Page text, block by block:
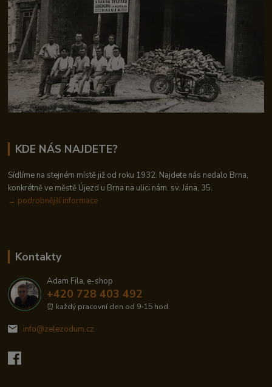
KDE NÁS NAJDETE?
Sídlíme na stejném místě již od roku 1932. Najdete nás nedalo Brna,
konkrétně ve městě Újezd u Brna na ulici nám. sv. Jána, 35.
→ podrobnější informace
Kontakty
Adam Fila, e-shop
+420 728 403 492
⏰ každý pracovní den od 9-15 hod.
info@zelezodum.cz